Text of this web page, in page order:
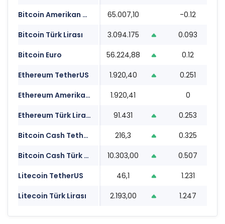
Bitcoin Amerikan Doları
65.007,10 -0.12
Bitcoin Türk Lirası
3.094.175 0.093
Bitcoin Euro
56.224,88 0.12
Ethereum TetherUS
1.920,40 0.251
Ethereum Amerikan Doları
1.920,41 0
Ethereum Türk Lirası
91.431 0.253
Bitcoin Cash TetherUS
216,3 0.325
Bitcoin Cash Türk Lirası
10.303,00 0.507
Litecoin TetherUS
46,1 1.231
Litecoin Türk Lirası
2.193,00 1.247